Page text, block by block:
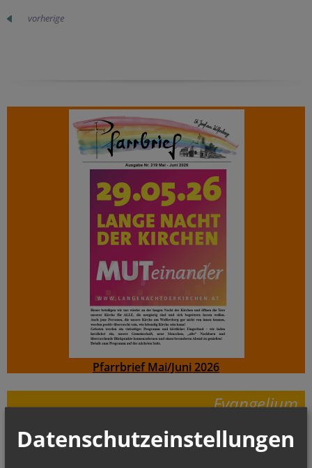
vorherige
Pfarrbrief Mai/Juni 2026
Evangelium
Mt 14, 22–33
Herr, befiehl, dass ich auf dem Wasser zu dir komme
Datenschutzeinstellungen